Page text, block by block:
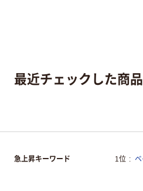
最近チェックした商品
急上昇キーワード 1位 ベ